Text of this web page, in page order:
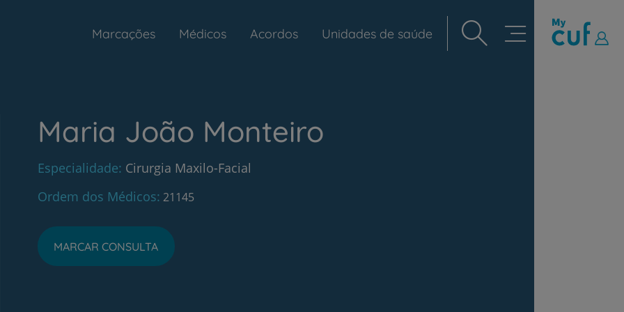
Navegação
Marcações Médicos Acordos Unidades de saúde
Maria João Monteiro
Especialidade Cirurgia Maxilo-Facial
Ordem dos Médicos 21145
MARCAR CONSULTA